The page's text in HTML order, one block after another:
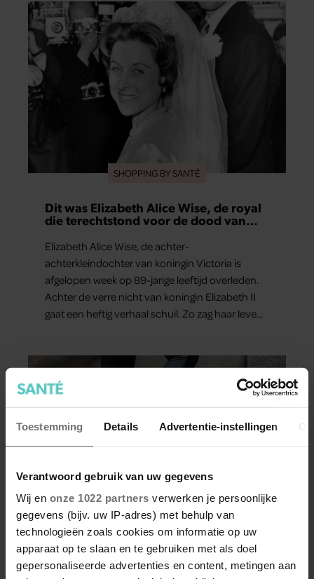
Toestemming Details Advertentie-instellingen
Verantwoord gebruik van uw gegevens
Wij en onze 1022 partners verwerken je persoonlijke
gegevens (bijv. uw IP-adres) met behulp van
technologieën zoals cookies om informatie op uw
apparaat op te slaan en te gebruiken met als doel
gepersonaliseerde advertenties en content, metingen aan
SHOPPING BY SANTÉ
Dit was Elizabeth Alice Wise, de royal
die terechtstond voor de dood van
Elizabeth Alice Wise, de achter-
achterkleindochter van koningin Victoria is
afgelopen week op 89-jarige leeftijd overleden.
Achter de verre nicht van koningin Elizabeth II
gaat een heftig verhaal schuil. Zo zag haar leven
SHOPPING BY SANTÉ
Dít is waarom traplopen zo zwaar
voelt (spoiler: het ligt niet aan je